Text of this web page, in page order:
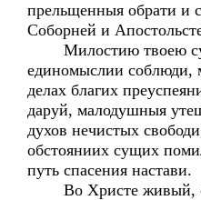
прельщенныя обрати и
Соборней и
Милостию твоею
единомыслии
делах благих
даруй, малодушныя
духов нечистых
обстояниих сущих
путь спасения настави.
Во Христе живый,